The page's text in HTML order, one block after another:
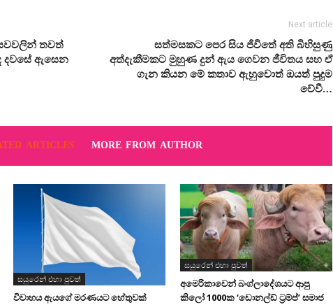
තවත්
දවසේ ඇසෙන
Next article
සත්මසකට පෙර සිය ජිවිතේ අති බිහිසුණු
අත්දැකීමකට මුහුණ දුන් ඇය ගෙවන ජීවිතය සහ ඒ
ගැන කියන මේ කතාව ඇහුවොත් ඔයත් පුදුම
වේවී…
ARTICLES MORE FROM AUTHOR
සයුරෙන් එහා පුවත්
විවාහය ඇයගේ මරණයට හේතුවක්
සයුරෙන් එහා පුවත්
අමෙරිකාවෙන් බංග්ලාදේශයට ආපු
කිලෝ 1000ක ‘ඩොනල්ඩ් ට්‍රම්ප්’ සමාජ